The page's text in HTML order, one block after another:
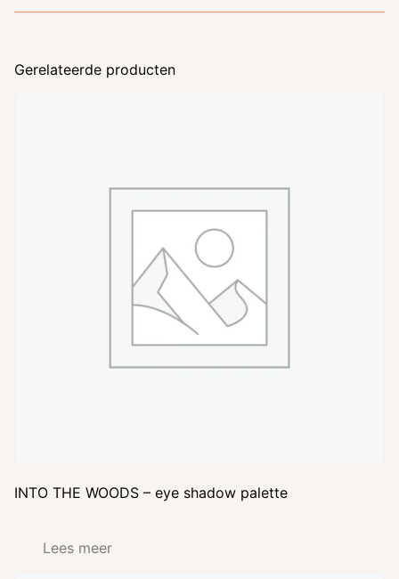
Gerelateerde producten
INTO THE WOODS – eye shadow palette
Lees meer